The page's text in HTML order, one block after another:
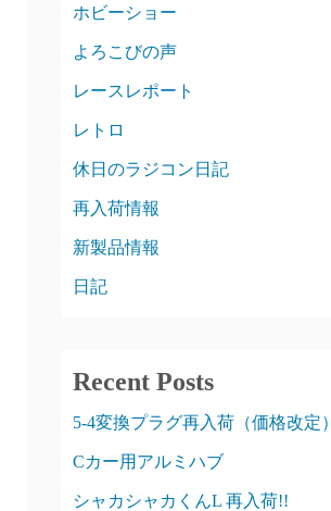
ホビーショー
よろこびの声
レースレポート
レトロ
休日のラジコン日記
再入荷情報
新製品情報
日記
Recent Posts
5-4変換プラグ再入荷（価格改定）
Cカー用アルミハブ
シャカシャカくんL 再入荷!!